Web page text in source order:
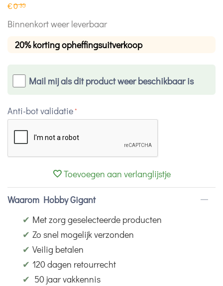
€035
Binnenkort weer leverbaar
20% korting opheffingsuitverkoop
Mail mij als dit product weer beschikbaar is
Anti-bot validatie
Toevoegen aan verlanglijstje
Waarom Hobby Gigant
✔ Met zorg geselecteerde producten
✔ Zo snel mogelijk verzonden
✔ Veilig betalen
✔ 120 dagen retourrecht
✔ 50 jaar vakkennis